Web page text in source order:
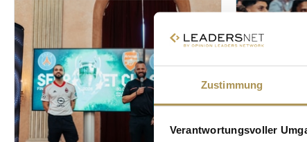
Zustimmung
Verantwortungsvoller